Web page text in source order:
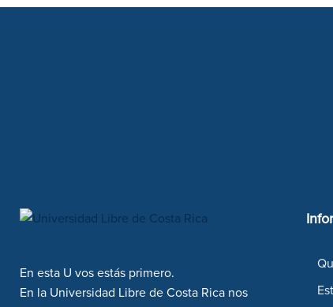
En esta U vos estás primero.
En la Universidad Libre de Costa Rica nos